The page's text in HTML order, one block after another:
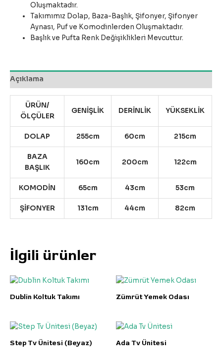
Oluşmaktadır.
Takımımız Dolap, Baza-Başlık, Şifonyer, Şifonyer
Aynası, Puf ve Komodinlerden Oluşmaktadır.
Başlık ve Pufta Renk Değişiklikleri Mevcuttur.
Açıklama
ÜRÜN/
ÖLÇÜLER
GENİŞLİK DERİNLİK YÜKSEKLİK
DOLAP 255cm 60cm 215cm
BAZA
BAŞLIK
160cm 200cm 122cm
KOMODİN 65cm 43cm 53cm
ŞİFONYER 131cm 44cm 82cm
İlgili ürünler
Dublin Koltuk Takımı Zümrüt Yemek Odası
Step Tv Ünitesi (Beyaz) Ada Tv Ünitesi